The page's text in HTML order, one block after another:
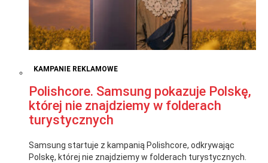
KAMPANIE REKLAMOWE
Polishcore. Samsung pokazuje Polskę,
której nie znajdziemy w folderach
turystycznych
Samsung startuje z kampanią Polishcore, odkrywając
Polskę, której nie znajdziemy w folderach turystycznych.